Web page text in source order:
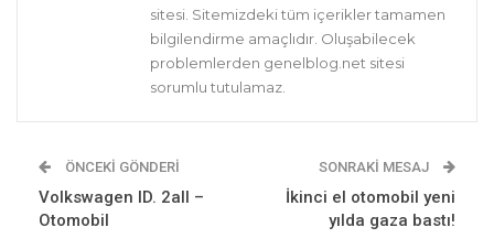
sitesi. Sitemizdeki tüm içerikler tamamen
bilgilendirme amaçlıdır. Oluşabilecek
problemlerden genelblog.net sitesi
sorumlu tutulamaz.
ÖNCEKI GÖNDERI
Volkswagen ID. 2all –
Otomobil
SONRAKI MESAJ
İkinci el otomobil yeni
yılda gaza bastı!